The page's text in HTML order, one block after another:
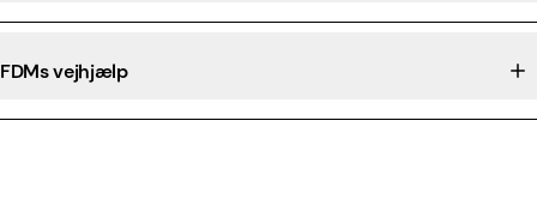
FDMs vejhjælp